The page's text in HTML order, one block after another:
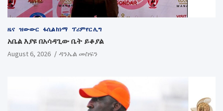
ዜና ዝውውር ፋሲል ከነማ ፕሪምየር ሊግ
አቤል እያዩ በአሳዳጊው ቤት ይቆያል
August 6, 2026 ዳንኤል መስፍን